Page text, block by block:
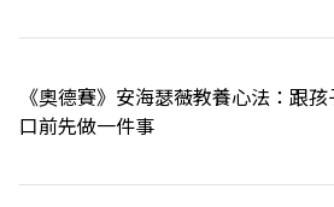
《奧德賽》安海瑟薇教養心法：跟孩
口前先做一件事